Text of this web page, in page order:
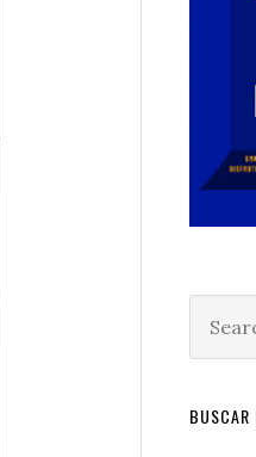
this
BUSCAR